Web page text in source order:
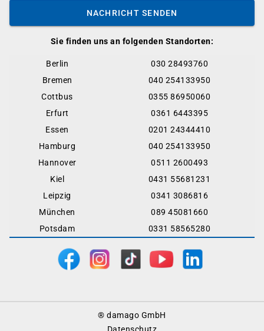
Sie finden uns an folgenden Standorten:
Berlin
030 28493760
Bremen
040 254133950
Cottbus
0355 86950060
Erfurt
0361 6443395
Essen
0201 24344410
Hamburg
040 254133950
Hannover
0511 2600493
Kiel
0431 55681231
Leipzig
0341 3086816
München
089 45081660
Potsdam
0331 58565280
NACHRICHT SENDEN
® damago GmbH